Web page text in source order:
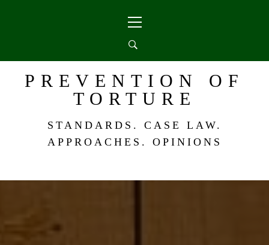
Menu
PREVENTION OF
TORTURE
STANDARDS. CASE LAW.
APPROACHES. OPINIONS